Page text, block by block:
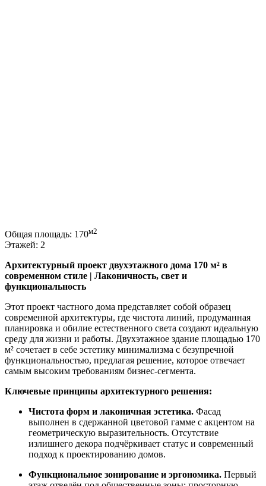
Общая площадь: 170м2
Этажей: 2
Архитектурный проект двухэтажного дома 170 м² в
современном стиле | Лаконичность, свет и
функциональность
Этот проект частного дома представляет собой образец
современной архитектуры, где чистота линий, продуманная
планировка и обилие естественного света создают идеальную
среду для жизни и работы. Двухэтажное здание площадью 170
м² сочетает в себе эстетику минимализма с безупречной
функциональностью, предлагая решение, которое отвечает
самым высоким требованиям бизнес-сегмента.
Ключевые принципы архитектурного решения:
Чистота форм и лаконичная эстетика. Фасад
выполнен в сдержанной цветовой гамме с акцентом на
геометрическую выразительность. Отсутствие
излишнего декора подчёркивает статус и современный
подход к проектированию домов.
Функциональное зонирование и эргономика. Первый